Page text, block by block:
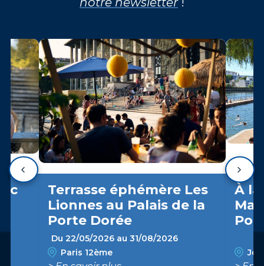
Terrasse éphémère Les
Lionnes au Palais de la
Porte Dorée
Du 22/05/2026 au 31/08/2026
Paris 12ème
À